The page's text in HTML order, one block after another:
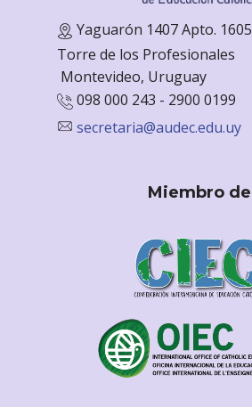
Yaguarón 1407 Apto. 1605
Torre de los Profesionales
Montevideo, Uruguay
098 000 243 - 2900 0199
secretaria@audec.edu.uy
Miembro de